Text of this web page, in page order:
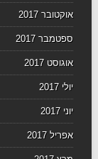
אוקטובר 2017
ספטמבר 2017
אוגוסט 2017
יולי 2017
יוני 2017
אפריל 2017